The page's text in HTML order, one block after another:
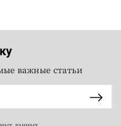
важные статьи